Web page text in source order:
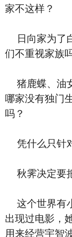
家不这样？
日向家为了
们不重视家族
猪鹿蝶、油
哪家没有独门
吗？
凭什么只针
秋霁决定要
这个世界有
出现过电影，
用来经营宇智